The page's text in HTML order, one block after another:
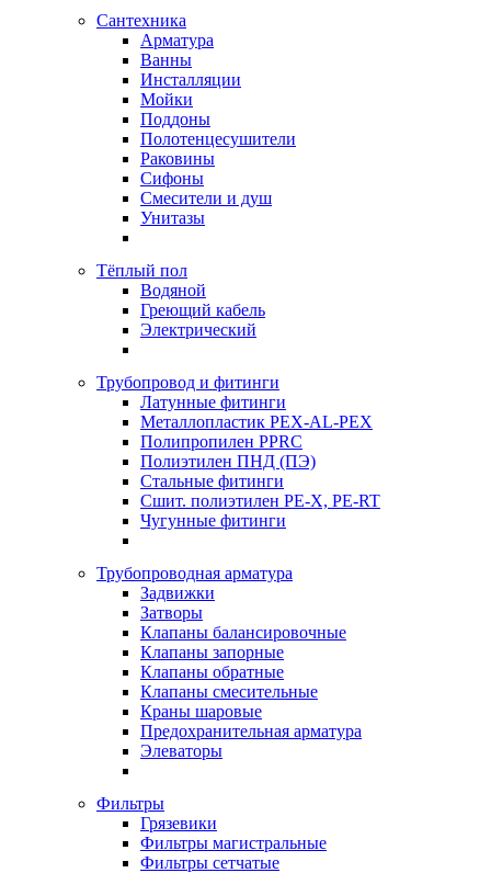
Сантехника
Арматура
Ванны
Инсталляции
Мойки
Поддоны
Полотенцесушители
Раковины
Сифоны
Смесители и душ
Унитазы
Тёплый пол
Водяной
Греющий кабель
Электрический
Трубопровод и фитинги
Латунные фитинги
Металлопластик PEX-AL-PEX
Полипропилен PPRC
Полиэтилен ПНД (ПЭ)
Стальные фитинги
Сшит. полиэтилен PE-X, PE-RT
Чугунные фитинги
Трубопроводная арматура
Задвижки
Затворы
Клапаны балансировочные
Клапаны запорные
Клапаны обратные
Клапаны смесительные
Краны шаровые
Предохранительная арматура
Элеваторы
Фильтры
Грязевики
Фильтры магистральные
Фильтры сетчатые